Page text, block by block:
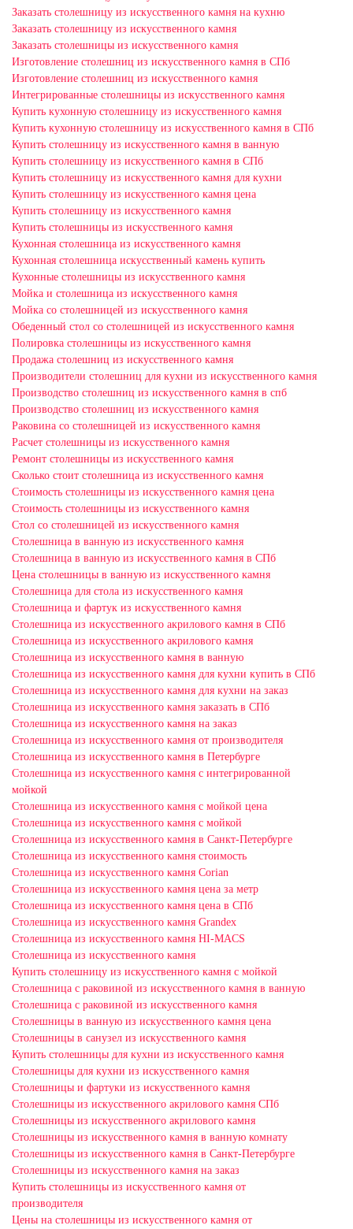
Заказать столешницу из искусственного камня на кухню
Заказать столешницу из искусственного камня
Заказать столешницы из искусственного камня
Изготовление столешниц из искусственного камня в СПб
Изготовление столешниц из искусственного камня
Интегрированные столешницы из искусственного камня
Купить кухонную столешницу из искусственного камня
Купить кухонную столешницу из искусственного камня в СПб
Купить столешницу из искусственного камня в ванную
Купить столешницу из искусственного камня в СПб
Купить столешницу из искусственного камня для кухни
Купить столешницу из искусственного камня цена
Купить столешницу из искусственного камня
Купить столешницы из искусственного камня
Кухонная столешница из искусственного камня
Кухонная столешница искусственный камень купить
Кухонные столешницы из искусственного камня
Мойка и столешница из искусственного камня
Мойка со столешницей из искусственного камня
Обеденный стол со столешницей из искусственного камня
Полировка столешницы из искусственного камня
Продажа столешниц из искусственного камня
Производители столешниц для кухни из искусственного камня
Производство столешниц из искусственного камня в спб
Производство столешниц из искусственного камня
Раковина со столешницей из искусственного камня
Расчет столешницы из искусственного камня
Ремонт столешницы из искусственного камня
Сколько стоит столешница из искусственного камня
Стоимость столешницы из искусственного камня цена
Стоимость столешницы из искусственного камня
Стол со столешницей из искусственного камня
Столешница в ванную из искусственного камня
Столешница в ванную из искусственного камня в СПб
Цена столешницы в ванную из искусственного камня
Столешница для стола из искусственного камня
Столешница и фартук из искусственного камня
Столешница из искусственного акрилового камня в СПб
Столешница из искусственного акрилового камня
Столешница из искусственного камня в ванную
Столешница из искусственного камня для кухни купить в СПб
Столешница из искусственного камня для кухни на заказ
Столешница из искусственного камня заказать в СПб
Столешница из искусственного камня на заказ
Столешница из искусственного камня от производителя
Столешница из искусственного камня в Петербурге
Столешница из искусственного камня с интегрированной
мойкой
Столешница из искусственного камня с мойкой цена
Столешница из искусственного камня с мойкой
Столешница из искусственного камня в Санкт-Петербурге
Столешница из искусственного камня стоимость
Столешница из искусственного камня Сorian
Столешница из искусственного камня цена за метр
Столешница из искусственного камня цена в СПб
Столешница из искусственного камня Grandex
Столешница из искусственного камня HI-MACS
Столешница из искусственного камня
Купить столешницу из искусственного камня с мойкой
Столешница с раковиной из искусственного камня в ванную
Столешница с раковиной из искусственного камня
Столешницы в ванную из искусственного камня цена
Столешницы в санузел из искусственного камня
Купить столешницы для кухни из искусственного камня
Столешницы для кухни из искусственного камня
Столешницы и фартуки из искусственного камня
Столешницы из искусственного акрилового камня СПб
Столешницы из искусственного акрилового камня
Столешницы из искусственного камня в ванную комнату
Столешницы из искусственного камня в Санкт-Петербурге
Столешницы из искусственного камня на заказ
Купить столешницы из искусственного камня от
производителя
Цены на столешницы из искусственного камня от